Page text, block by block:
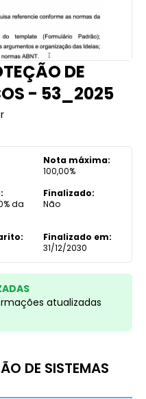
DE
- 53_2025
Nota máxima:
100,00%
da
Finalizado:
Não
Finalizado em:
31/12/2030
atualizadas
DE SISTEMAS